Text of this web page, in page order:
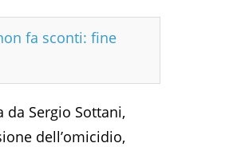
fa sconti: fine
Sergio Sottani,
dell’omicidio,